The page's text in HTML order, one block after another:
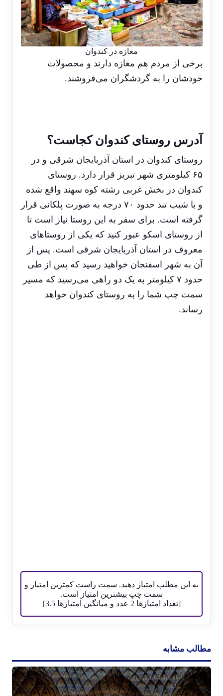
مغازه در کندوان
برخی از مردم هم مغازه دارند و محصولات
خودشان را به گردشگران می‌فروشند.
آدرس روستای کندوان کجاست؟
روستای کندوان در استان آذربایجان شرقی و در
۶۵ کیلومتری شهر تبریز قرار دارد. روستای
کندوان در بخش غربی رشته کوه سهند واقع شده
و با شیب تند حدود ۷۰ درجه به صورت پلکانی قرار
گرفته است. برای سفر به این روستا نیاز است تا
از روستای اسکو عبور کنید که یکی از روستاهای
معروف در استان آذربایجان شرقی است. پس از
آن به شهر اسفنجان خواهید رسید که پس از طی
حدود ۷ کیلومتر به یک دو راهی می‌رسید که مسیر
سمت چپ شما را به روستای کندوان خواهد
رساند.
به این مطلب امتیاز دهید. سمت راست کمترین امتیاز و
سمت چپ بیشترین امتیاز است.
[تعداد امتیازها 2 عدد و میانگین امتیازها3.5
]
مطالب مشابه